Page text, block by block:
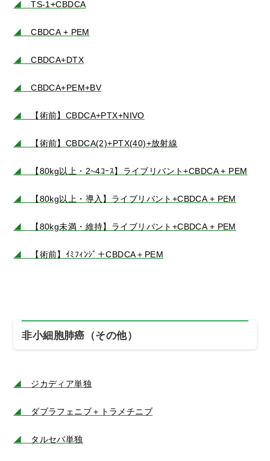
◢TS-1+CBDCA
◢CBDCA + PEM
◢CBDCA+DTX
◢CBDCA+PEM+BV
◢ 【術前】CBDCA+PTX+NIVO
◢ 【術前】CBDCA(2)+PTX(40)+放射線
◢ 【80kg以上・2~4ｺｰｽ】ライブリバント+CBDCA + PEM
◢ 【80kg以上・導入】ライブリバント+CBDCA + PEM
◢ 【80kg未満・維持】ライブリバント+CBDCA + PEM
◢ 【術前】ｲﾐﾌｨﾝｼﾞ＋CBDCA＋PEM
非小細胞肺癌（その他）
◢ ジカディア単独
◢ ダブラフェニブ＋トラメチニブ
◢ タルセバ単独